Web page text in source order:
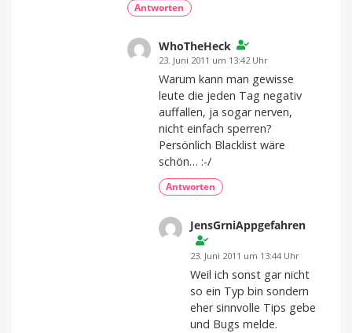
Antworten
WhoTheHeck
23. Juni 2011 um 13:42 Uhr
Warum kann man gewisse
leute die jeden Tag negativ
auffallen, ja sogar nerven,
nicht einfach sperren?
Persönlich Blacklist wäre
schön… :-/
Antworten
JensGrniAppgefahren
23. Juni 2011 um 13:44 Uhr
Weil ich sonst gar nicht
so ein Typ bin sondern
eher sinnvolle Tips gebe
und Bugs melde.